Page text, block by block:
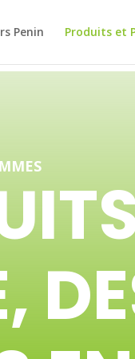
Penin Produits et